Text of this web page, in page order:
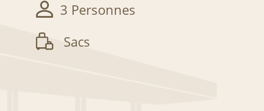
3 Personnes
Sacs